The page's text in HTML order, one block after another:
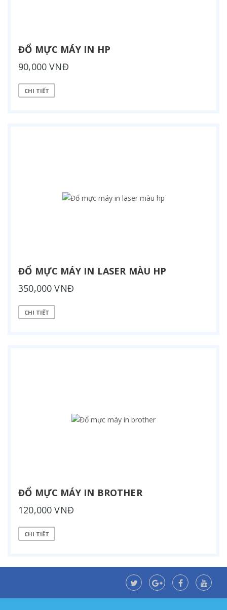
ĐỔ MỰC MÁY IN HP
90,000 VNĐ
CHI TIẾT
ĐỔ MỰC MÁY IN LASER MÀU HP
350,000 VNĐ
CHI TIẾT
ĐỔ MỰC MÁY IN BROTHER
120,000 VNĐ
CHI TIẾT